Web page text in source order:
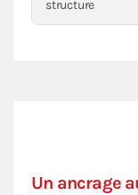
structure
Un ancrage